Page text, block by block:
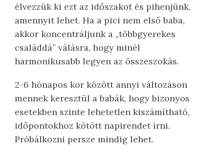
élvezzük ki ezt az időszakot és pihenjünk,
amennyit lehet. Ha a pici nem első baba,
akkor koncentráljunk a „többgyerekes
családdá” válásra, hogy minél
harmonikusabb legyen az összeszokás.
2-6 hónapos kor között annyi változáson
mennek keresztül a babák, hogy bizonyos
esetekben szinte lehetetlen kiszámítható,
időpontokhoz kötött napirendet írni.
Próbálkozni persze mindig lehet.